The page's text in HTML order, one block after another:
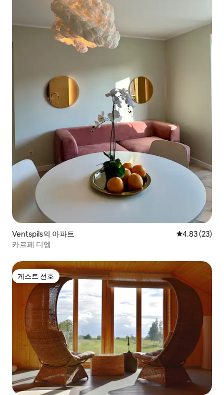
Ventspils의 아파트 평점 4.83점(5
4.83 (23)
카르페 디엠
게스트 선호
게스트 선호